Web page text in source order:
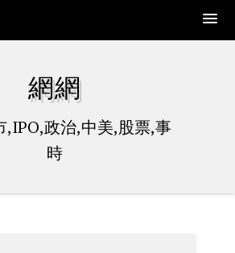
網網
,IPO,政治,中美,股票,事
時